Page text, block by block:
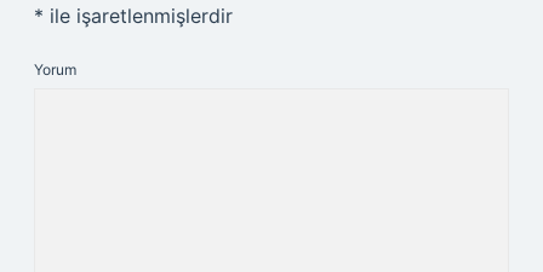
* ile işaretlenmişlerdir
Yorum